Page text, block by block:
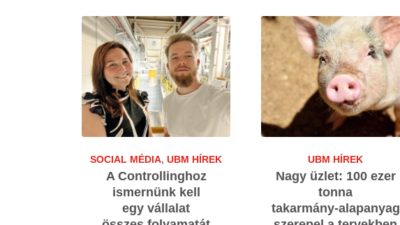
SOCIAL MÉDIA,UBM HÍREK
A Controllinghoz
ismernünk kell
egy vállalat
UBM HÍREK
Nagy üzlet: 100 ezer
tonna
takarmány-alapanyag